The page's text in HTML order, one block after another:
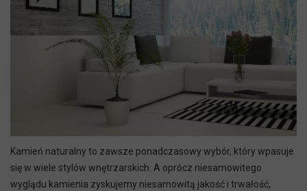
Kamień naturalny to zawsze ponadczasowy wybór, który wpasuje
się w wiele stylów wnętrzarskich. A oprócz niesamowitego
wyglądu kamienia zyskujemy niesamowitą jakość i trwałość,